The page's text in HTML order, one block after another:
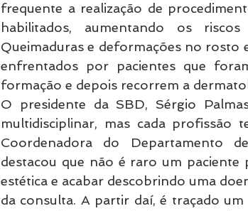
frequente a realização de
habilitados, aumentando os
Queimaduras e deformações no rosto
enfrentados por pacientes que
formação e depois recorrem a
O presidente da SBD, Sérgio
multidisciplinar, mas cada profissão
Coordenadora do Departamento
destacou que não é raro um
estética e acabar descobrindo uma
da consulta. A partir daí, é traçado